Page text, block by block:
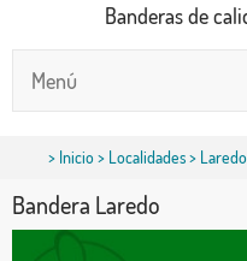
Banderas de
Menú
> Inicio> Localidades> Laredo
Bandera Laredo